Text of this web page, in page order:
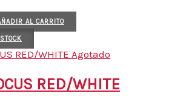
AL CARRITO
Agotado
RED/WHITE